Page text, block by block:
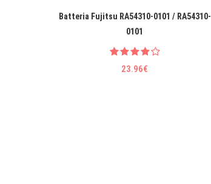
Batteria Fujitsu RA54310-0101 / RA54310-
0101
23.96€